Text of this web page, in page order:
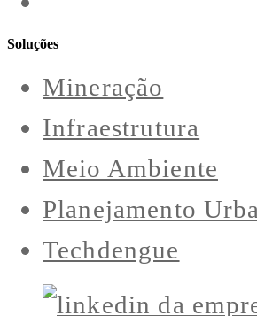
Soluções
Mineração
Infraestrutura
Meio Ambiente
Planejamento
Techdengue